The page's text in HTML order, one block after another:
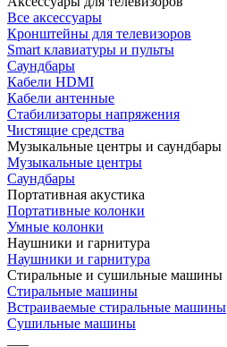
Все аксессуары
Кронштейны для телевизоров
Smart клавиатуры и пульты
Саундбары
Кабели HDMI
Кабели антенные
Стабилизаторы напряжения
Чистящие средства
Музыкальные центры и саундбары
Музыкальные центры
Саундбары
Портативная акустика
Портативные колонки
Умные колонки
Наушники и гарнитура
Наушники и гарнитура
Стиральные и сушильные машины
Стиральные машины
Встраиваемые стиральные машины
Сушильные машины